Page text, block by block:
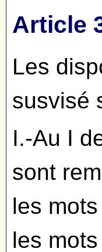
Article
Les
susvisé
I.-Au I
sont
les
les